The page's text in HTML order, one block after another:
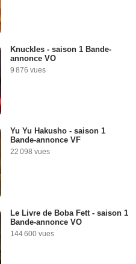
Knuckles - saison 1 Bande-
annonce VO
9 876 vues
Yu Yu Hakusho - saison 1
Bande-annonce VF
22 098 vues
Le Livre de Boba Fett - saison 1
Bande-annonce VO
144 600 vues